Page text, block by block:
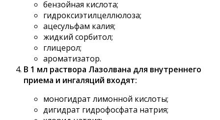
бензойная кислота;
гидроксиэтилцеллюлоза;
ацесульфам калия;
жидкий сорбитол;
глицерол;
ароматизатор.
В 1 мл раствора Лазолвана для внутреннего
приема и ингаляций входят:
моногидрат лимонной кислоты;
дигидрат гидрофосфата натрия;